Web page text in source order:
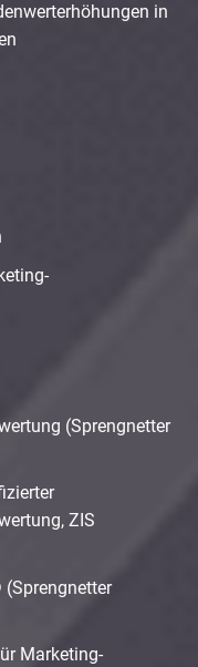
in
(Sprengnetter
ZIS
Marketing-